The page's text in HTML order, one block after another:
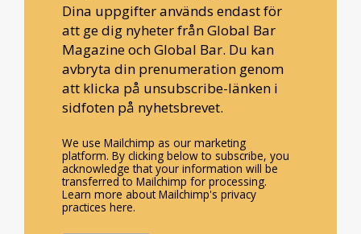
Dina uppgifter används endast för
att ge dig nyheter från Global Bar
Magazine och Global Bar. Du kan
avbryta din prenumeration genom
att klicka på unsubscribe-länken i
sidfoten på nyhetsbrevet.
We use Mailchimp as our marketing
platform. By clicking below to subscribe, you
acknowledge that your information will be
transferred to Mailchimp for processing.
Learn more about Mailchimp's privacy
practices here.